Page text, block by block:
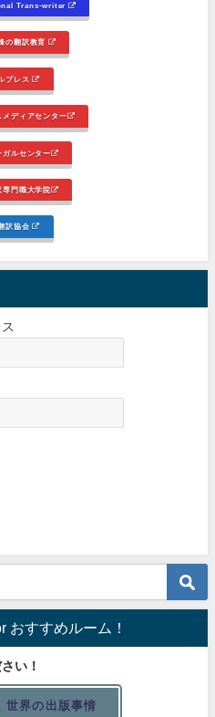
Trans-writer
の翻訳教育
プレス
メディアセンター
ガルセンター
専門職大学院
訳協会
おすすめルーム！
い！
世界の出版事情